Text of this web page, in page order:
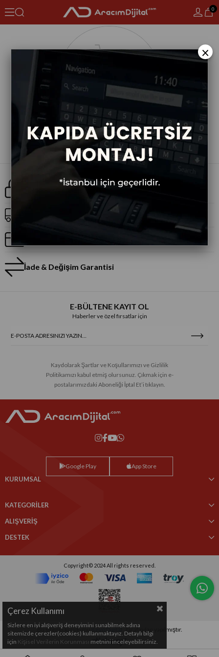
0
Güvenli Alışveriş
İade & Değişim Garantisi
E-BÜLTENE KAYIT OL
Haberler ve özel fırsatlar için
Kaydolarak Şartlar ve Koşullarımızı ve Gizlilik
Politikamızı kabul etmiş olursunuz. Çıkmak için e-
postalarımızdaki Aboneliği İptal Et’i tıklayın.
Google Play App Store
KURUMSAL
KATEGORİLER
ALIŞVERİŞ
DESTEK
Copyright© 2024 All rights reserved.
Bu sitenin kurulumu Keyo Digital tarafından yapılmıştır.
Çerez Kullanımı
Sizlere en iyi alışveriş deneyimini sunabilmek adına
sitemizde çerezler(cookies) kullanmaktayız. Detaylı bilgi
için Kişisel Verilerin Korunması metnini inceleyebilirsiniz.
×